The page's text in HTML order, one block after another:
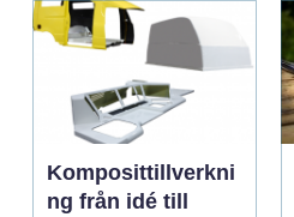
Komposittillverkni
ng från idé till